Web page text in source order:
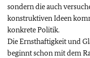
sondern die auch
konstruktiven Ideen
konkrete Politik.
Die Ernsthaftigkeit und
beginnt schon mit dem